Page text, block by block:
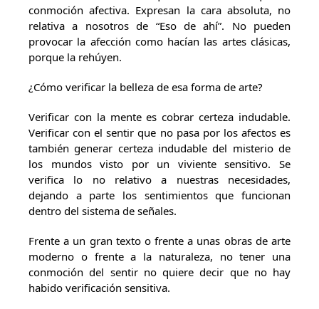
conmoción afectiva. Expresan la cara absoluta, no
relativa a nosotros de “Eso de ahí”. No pueden
provocar la afección como hacían las artes clásicas,
porque la rehúyen.
¿Cómo verificar la belleza de esa forma de arte?
Verificar con la mente es cobrar certeza indudable.
Verificar con el sentir que no pasa por los afectos es
también generar certeza indudable del misterio de
los mundos visto por un viviente sensitivo. Se
verifica lo no relativo a nuestras necesidades,
dejando a parte los sentimientos que funcionan
dentro del sistema de señales.
Frente a un gran texto o frente a unas obras de arte
moderno o frente a la naturaleza, no tener una
conmoción del sentir no quiere decir que no hay
habido verificación sensitiva.